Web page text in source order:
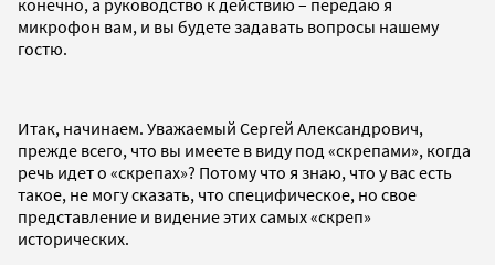
микрофон вам, и вы будете задавать вопросы нашему
гостю.
Итак, начинаем. Уважаемый Сергей Александрович,
прежде всего, что вы имеете в виду под «скрепами», когда
речь идет о «скрепах»? Потому что я знаю, что у вас есть
такое, не могу сказать, что специфическое, но свое
представление и видение этих самых «скреп»
исторических.